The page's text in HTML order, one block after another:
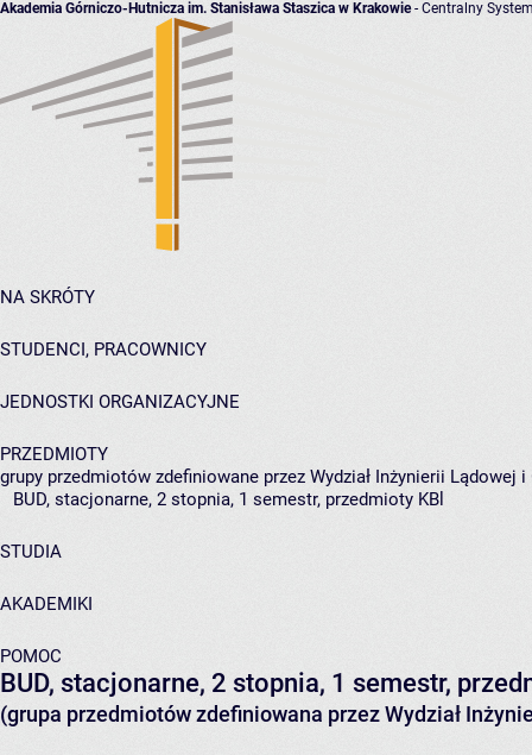
Akademia Górniczo-Hutnicza im. Stanisława Staszica w Krakowie- Centralny
NA SKRÓTY
STUDENCI, PRACOWNICY
JEDNOSTKI ORGANIZACYJNE
PRZEDMIOTY
grupy przedmiotów zdefiniowane przez Wydział Inżynierii Lądowej
BUD, stacjonarne, 2 stopnia, 1 semestr, przedmioty KBl
STUDIA
AKADEMIKI
POMOC
BUD, stacjonarne, 2 stopnia, 1 semestr,
(grupa przedmiotów zdefiniowana przez Wydział